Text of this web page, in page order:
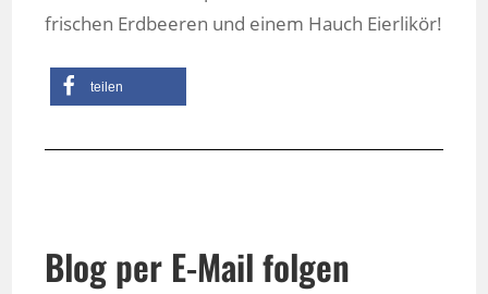
frischen Erdbeeren und einem Hauch Eierlikör!
teilen
Blog per E-Mail folgen